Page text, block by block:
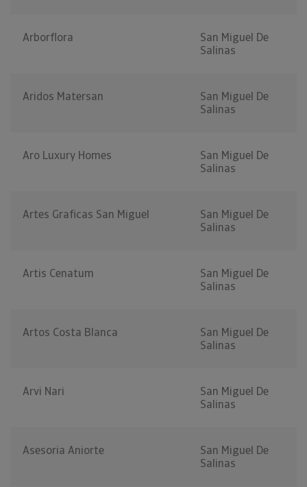
Arborflora
San Miguel De
Salinas
Aridos Matersan
San Miguel De
Salinas
Aro Luxury Homes
San Miguel De
Salinas
Artes Graficas San Miguel
San Miguel De
Salinas
Artis Cenatum
San Miguel De
Salinas
Artos Costa Blanca
San Miguel De
Salinas
Arvi Nari
San Miguel De
Salinas
Asesoria Aniorte
San Miguel De
Salinas